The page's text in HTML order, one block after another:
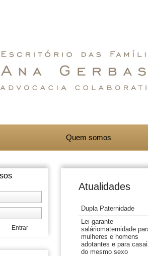
Quem somos
Entrar
Atualidades
Dupla Paternidade
Lei garante
saláriomaternidade
mulheres e homens
adotantes e para
do mesmo sexo